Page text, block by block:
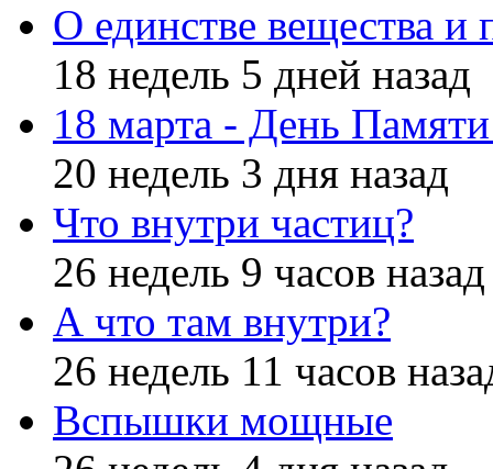
О единстве вещества и
18 недель 5 дней назад
18 марта - День
20 недель 3 дня назад
Что внутри частиц?
26 недель 9 часов назад
А что там внутри?
26 недель 11 часов
Вспышки мощные